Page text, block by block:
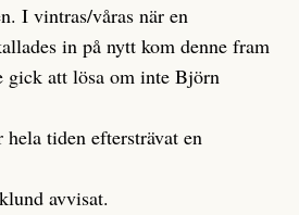
I vintras/våras när en
in på nytt kom denne fram
att lösa om inte Björn
tiden eftersträvat en
avvisat.